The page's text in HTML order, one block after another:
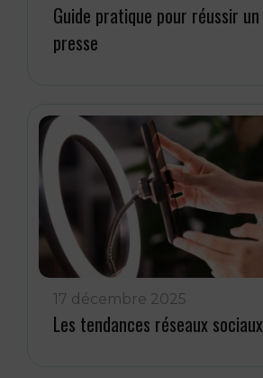
Guide pratique pour réussir
presse
17 décembre 2025
Les tendances réseaux